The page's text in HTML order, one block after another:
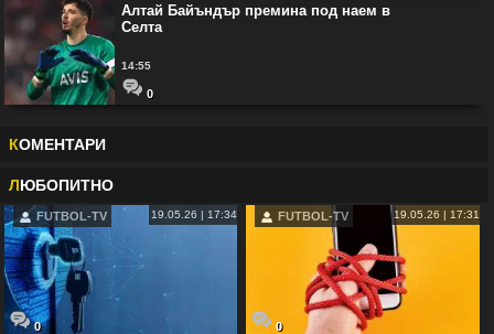
Алтай Байъндър премина под наем в
Селта
14:55
0
КОМЕНТАРИ
ЛЮБОПИТНО
FUTBOL-TV 19.05.26 | 17:34
0
FUTBOL-TV 19.05.26 | 17:31
0